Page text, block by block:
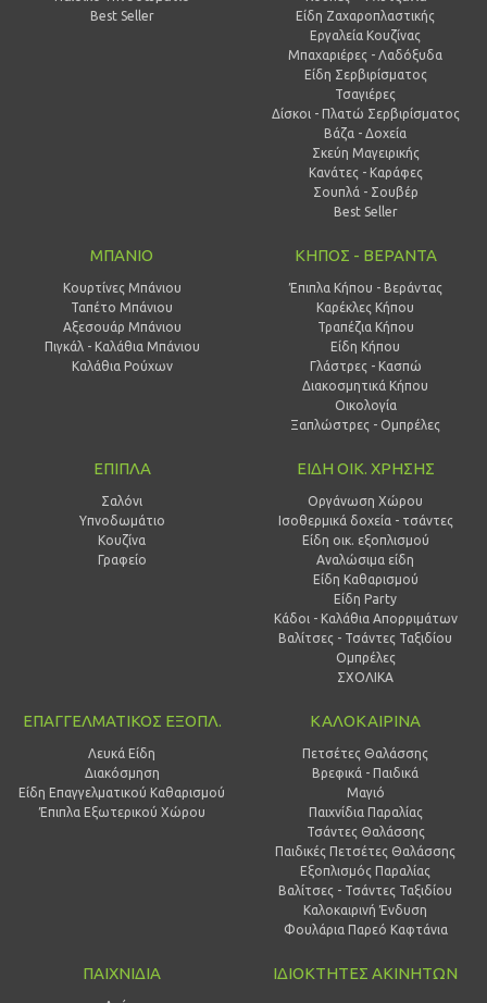
Best Seller
Είδη Ζαχαροπλαστικής
Εργαλεία Κουζίνας
Μπαχαριέρες - Λαδόξυδα
Είδη Σερβιρίσματος
Τσαγιέρες
Δίσκοι - Πλατώ Σερβιρίσματος
Βάζα - Δοχεία
Σκεύη Μαγειρικής
Κανάτες - Καράφες
Σουπλά - Σουβέρ
Best Seller
ΜΠΑΝΙΟ
Κουρτίνες Μπάνιου
Ταπέτο Μπάνιου
Αξεσουάρ Μπάνιου
Πιγκάλ - Καλάθια Μπάνιου
Καλάθια Ρούχων
ΚΗΠΟΣ - ΒΕΡΑΝΤΑ
Έπιπλα Κήπου - Βεράντας
Καρέκλες Κήπου
Τραπέζια Κήπου
Είδη Κήπου
Γλάστρες - Κασπώ
Διακοσμητικά Κήπου
Οικολογία
Ξαπλώστρες - Ομπρέλες
ΕΠΙΠΛΑ
Σαλόνι
Υπνοδωμάτιο
Κουζίνα
Γραφείο
ΕΙΔΗ ΟΙΚ. ΧΡΗΣΗΣ
Οργάνωση Χώρου
Ισοθερμικά δοχεία - τσάντες
Είδη οικ. εξοπλισμού
Αναλώσιμα είδη
Είδη Καθαρισμού
Είδη Party
Κάδοι - Καλάθια Απορριμάτων
Βαλίτσες - Τσάντες Ταξιδίου
Ομπρέλες
ΣΧΟΛΙΚΑ
ΕΠΑΓΓΕΛΜΑΤΙΚΟΣ ΕΞΟΠΛ.
Λευκά Είδη
Διακόσμηση
Είδη Επαγγελματικού Καθαρισμού
Έπιπλα Εξωτερικού Χώρου
ΚΑΛΟΚΑΙΡΙΝΑ
Πετσέτες Θαλάσσης
Βρεφικά - Παιδικά
Μαγιό
Παιχνίδια Παραλίας
Τσάντες Θαλάσσης
Παιδικές Πετσέτες Θαλάσσης
Εξοπλισμός Παραλίας
Βαλίτσες - Τσάντες Ταξιδίου
Καλοκαιρινή Ένδυση
Φουλάρια Παρεό Καφτάνια
ΠΑΙΧΝΙΔΙΑ ΙΔΙΟΚΤΗΤΕΣ ΑΚΙΝΗΤΩΝ